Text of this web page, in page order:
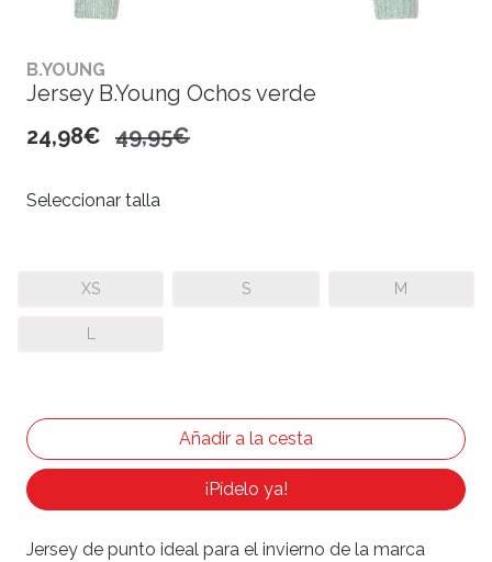
B.YOUNG
Jersey B.Young Ochos verde
24,98€ 49,95€
Seleccionar talla
XS S M
L
¡Pídelo ya!
Jersey de punto ideal para el invierno de la marca